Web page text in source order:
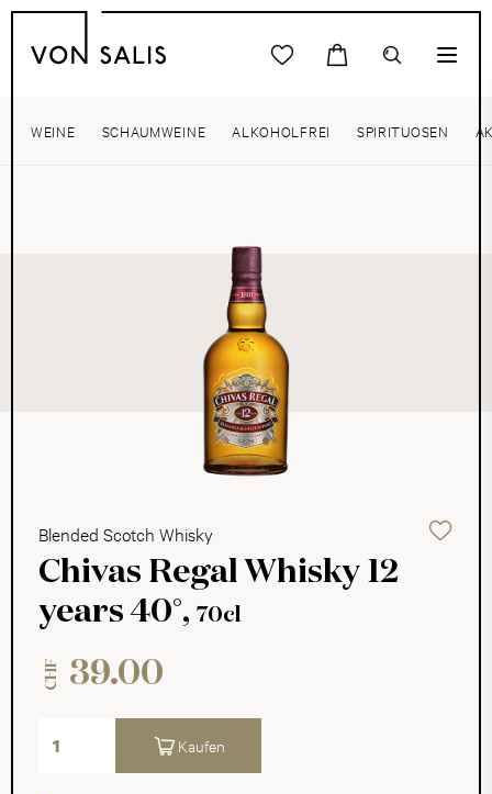
WEINE SCHAUMWEINE ALKOHOLFREI SPIRITUOSEN
Blended Scotch Whisky
Chivas Regal Whisky 12
years 40°, 70cl
CHF 39.00
Kaufen